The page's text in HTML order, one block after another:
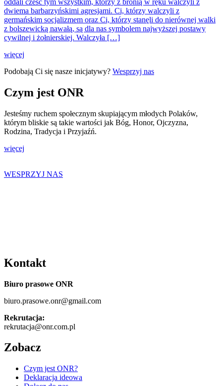
dwiema barbarzyńskimi agresjami. Ci, którzy walczyli z
germańskim socjalizmem oraz Ci, którzy stanęli do nierównej walki
z bolszewicką nawałą, są dla nas symbolem najwyższej postawy
cywilnej i żołnierskiej. Walczyła […]
więcej
Podobają Ci się nasze inicjatywy? Wesprzyj nas
Czym jest ONR
Jesteśmy ruchem społecznym skupiającym młodych Polaków,
którym bliskie są takie wartości jak Bóg, Honor, Ojczyzna,
Rodzina, Tradycja i Przyjaźń.
więcej
WESPRZYJ NAS
Kontakt
Biuro prasowe ONR
biuro.prasowe.onr@gmail.com
Rekrutacja:
rekrutacja@onr.com.pl
Zobacz
Czym jest ONR?
Deklaracja ideowa